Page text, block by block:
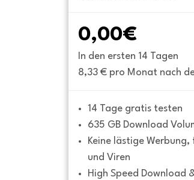
0,00€
In den ersten 14 Tagen
8,33 € pro Monat nach
14 Tage gratis testen
635 GB Download
Keine lästige
und Viren
High Speed Download